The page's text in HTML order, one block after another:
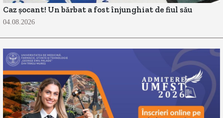
Caz șocant! Un bărbat a fost înjunghiat de fiul său
04.08.2026